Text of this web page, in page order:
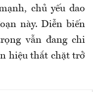
chủ yếu dao
này. Diễn biến
vẫn đang chi
hiệu thắt chặt trở